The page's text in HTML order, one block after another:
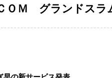
ＯＭ グランドスラ